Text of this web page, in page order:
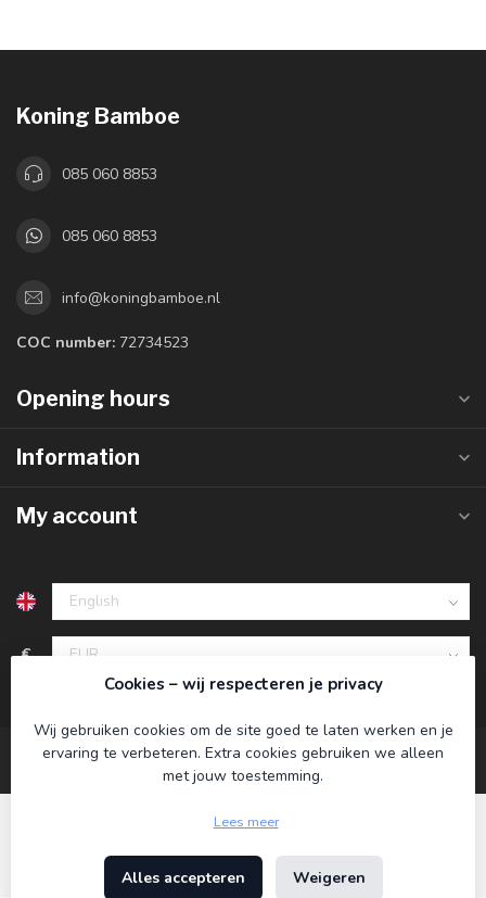
Koning Bamboe
085 060 8853
085 060 8853
info@koningbamboe.nl
COC number: 72734523
Opening hours
Information
My account
€
© Copyright 2026 Koning Bamboe - Powered by
Cookies – wij respecteren je privacy
Wij gebruiken cookies om de site goed te laten werken en je
ervaring te verbeteren. Extra cookies gebruiken we alleen
met jouw toestemming.
Lees meer
Alles accepteren Weigeren